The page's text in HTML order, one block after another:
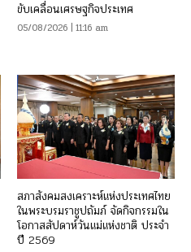
ขับเคลื่อนเศรษฐกิจประเทศ
05/08/2026 | 11:16 am
สภาสังคมสงเคราะห์แห่งประเทศไทย
ในพระบรมราชูปถัมภ์ จัดกิจกรรมใน
โอกาสสัปดาห์วันแม่แห่งชาติ ประจำ
ปี 2569